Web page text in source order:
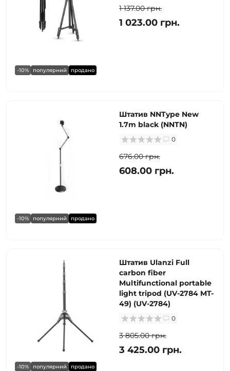
-10% популярний продано
1 137.00 грн.
1 023.00 грн.
-10% популярний продано
Штатив NNType New
1.7m black (NNTN)
0
676.00 грн.
608.00 грн.
-10% популярний продано
Штатив Ulanzi Full
carbon fiber
Multifunctional portable
light tripod (UV-2784 MT-
49) (UV-2784)
0
3 805.00 грн.
3 425.00 грн.